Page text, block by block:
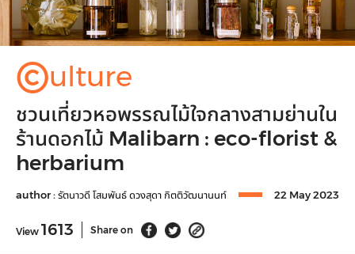
©ulture
ชวนเที่ยวหอพรรณไม้ใจกลางสามย่านใน
ร้านดอกไม้ Malibarn : eco-florist &
herbarium
author :รัตนาวดี โสมพันธ์ดวงสุดา กิตติวัฒนานนท์ 22 May 2023
View 1613 Share on